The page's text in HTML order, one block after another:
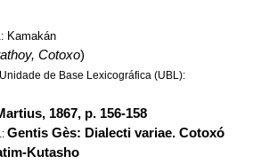
Kamakán
Cotoxo)
de Base Lexicográfica (UBL):
1867, p. 156-158
Gentis Gès: Dialecti variae. Cotoxó
Kutasho